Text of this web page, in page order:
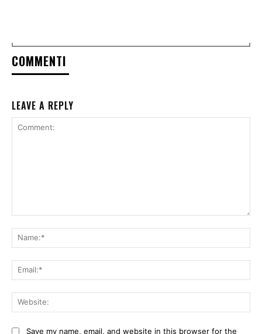
COMMENTI
LEAVE A REPLY
Save my name, email, and website in this browser for the